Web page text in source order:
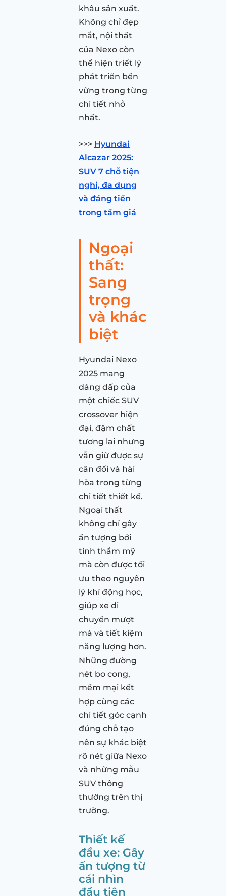
khâu sản xuất.
Không chỉ đẹp
mắt, nội thất
của Nexo còn
thể hiện triết lý
phát triển bền
vững trong từng
chi tiết nhỏ
nhất.
>>> Hyundai
Alcazar 2025:
SUV 7 chỗ tiện
nghi, đa dụng
và đáng tiền
trong tầm giá
Ngoại
thất:
Sang
trọng
và khác
biệt
Hyundai Nexo
2025 mang
dáng dấp của
một chiếc SUV
crossover hiện
đại, đậm chất
tương lai nhưng
vẫn giữ được sự
cân đối và hài
hòa trong từng
chi tiết thiết kế.
Ngoại thất
không chỉ gây
ấn tượng bởi
tính thẩm mỹ
mà còn được tối
ưu theo nguyên
lý khí động học,
giúp xe di
chuyển mượt
mà và tiết kiệm
năng lượng hơn.
Những đường
nét bo cong,
mềm mại kết
hợp cùng các
chi tiết góc cạnh
đúng chỗ tạo
nên sự khác biệt
rõ nét giữa Nexo
và những mẫu
SUV thông
thường trên thị
trường.
Thiết kế
đầu xe: Gây
ấn tượng từ
cái nhìn
đầu tiên